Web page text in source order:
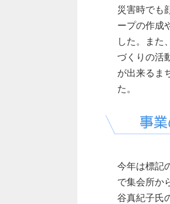
災害時でも
ープの作成
した。また
づくりの活
が出来るま
た。
今年は標記
で集会所か
谷真紀子氏